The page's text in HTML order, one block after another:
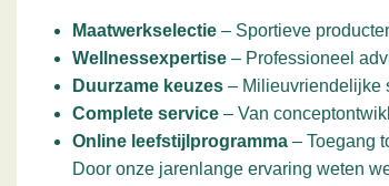
Maatwerkselectie – Sportieve
Wellnessexpertise – Professioneel
Duurzame keuzes – Milieuvriendelijke
Complete service – Van
Online leefstijlprogramma – Toegang
Door onze jarenlange ervaring weten